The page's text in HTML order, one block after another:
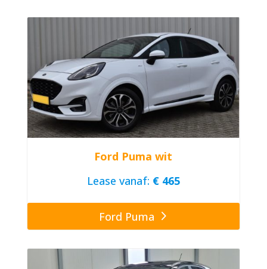
Ford Puma wit
Lease vanaf: € 465
Ford Puma